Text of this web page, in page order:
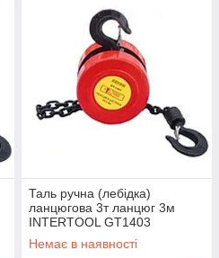
Таль ручна (лебідка)
ланцюгова 3т ланцюг 3м
INTERTOOL GT1403
Немає в наявності